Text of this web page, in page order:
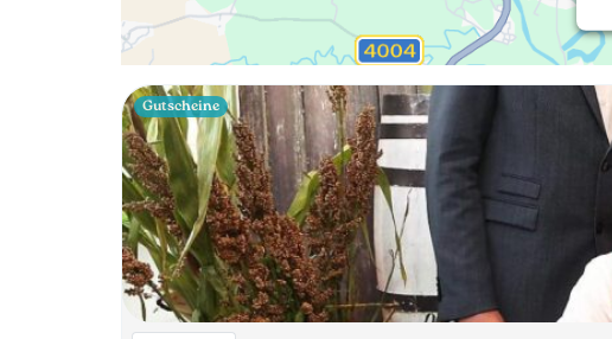
Gutscheine